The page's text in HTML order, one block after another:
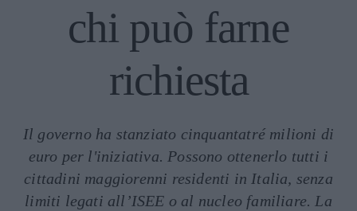
chi può farne
richiesta
Il governo ha stanziato cinquantatré milioni di
euro per l'iniziativa. Possono ottenerlo tutti i
cittadini maggiorenni residenti in Italia, senza
limiti legati all’ISEE o al nucleo familiare. La